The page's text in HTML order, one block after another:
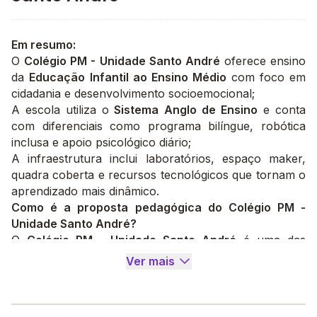
Em resumo:
O Colégio PM - Unidade Santo André oferece ensino
da Educação Infantil ao Ensino Médio com foco em
cidadania e desenvolvimento socioemocional;
A escola utiliza o Sistema Anglo de Ensino e conta
com diferenciais como programa bilíngue, robótica
inclusa e apoio psicológico diário;
A infraestrutura inclui laboratórios, espaço maker,
quadra coberta e recursos tecnológicos que tornam o
aprendizado mais dinâmico.
Como é a proposta pedagógica do Colégio PM -
Unidade Santo André?
O Colégio PM - Unidade Santo André é uma das
escolas em Santo André
socioemocional dos alunos.
Ver mais